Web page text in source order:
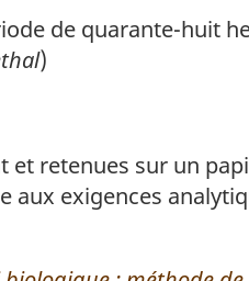
de quarante-huit
)
et retenues sur un
exigences